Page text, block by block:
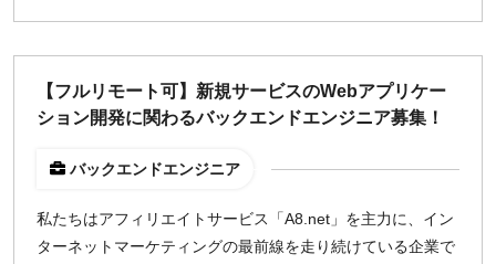
【フルリモート可】新規サービスのWebアプリケー
ション開発に関わるバックエンドエンジニア募集！
バックエンドエンジニア
私たちはアフィリエイトサービス「A8.net」を主力に、イン
ターネットマーケティングの最前線を走り続けている企業で